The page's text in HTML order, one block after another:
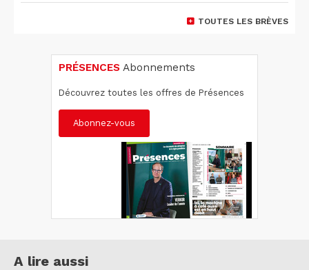
TOUTES LES BRÈVES
PRÉSENCES Abonnements
Découvrez toutes les offres de Présences
Abonnez-vous
A lire aussi